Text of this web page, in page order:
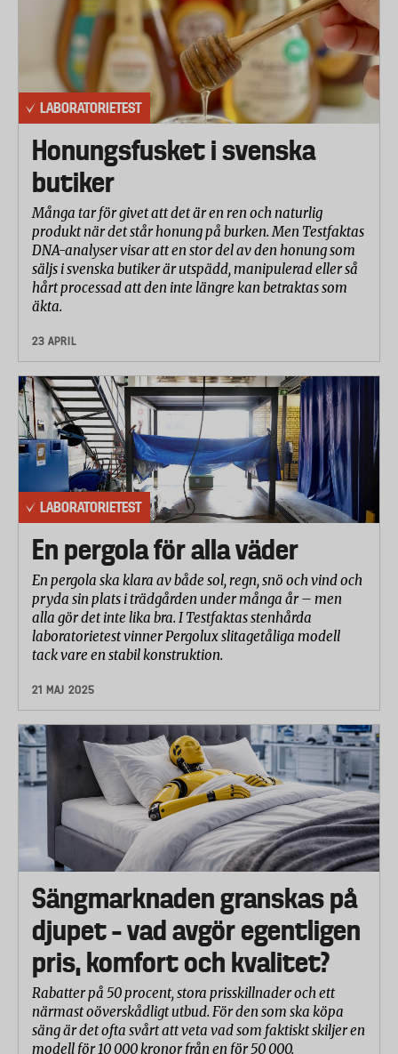
LABORATORIETEST
Honungsfusket i svenska
butiker
Många tar för givet att det är en ren och naturlig
produkt när det står honung på burken. Men Testfaktas
DNA-analyser visar att en stor del av den honung som
säljs i svenska butiker är utspädd, manipulerad eller så
hårt processad att den inte längre kan betraktas som
äkta.
23 APRIL
LABORATORIETEST
En pergola för alla väder
En pergola ska klara av både sol, regn, snö och vind och
pryda sin plats i trädgården under många år – men
alla gör det inte lika bra. I Testfaktas stenhårda
laboratorietest vinner Pergolux slitagetåliga modell
tack vare en stabil konstruktion.
21 MAJ 2025
Sängmarknaden granskas på
djupet – vad avgör egentligen
pris, komfort och kvalitet?
Rabatter på 50 procent, stora prisskillnader och ett
närmast oöverskådligt utbud. För den som ska köpa
säng är det ofta svårt att veta vad som faktiskt skiljer en
modell för 10 000 kronor från en för 50 000.